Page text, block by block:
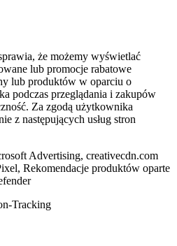
że możemy wyświetlać
lub promocje rabatowe
lub produktów w oparciu o
podczas przeglądania i zakupów
Za zgodą użytkownika
z następujących usług stron
Advertising, creativecdn.com
Rekomendacje produktów oparte
Tracking